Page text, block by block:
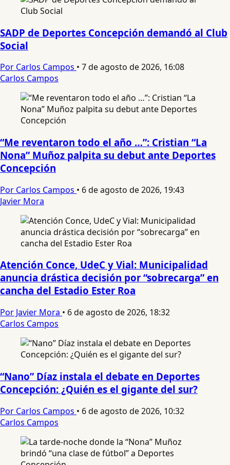
SADP de Deportes Concepción demandó al Club
Social
Por Carlos Campos • 7 de agosto de 2026, 16:08
Carlos Campos
“Me reventaron todo el año …”: Cristian “La
Nona” Muñoz palpita su debut ante Deportes
Concepción
Por Carlos Campos • 6 de agosto de 2026, 19:43
Javier Mora
Atención Conce, UdeC y Vial: Municipalidad
anuncia drástica decisión por “sobrecarga” en
cancha del Estadio Ester Roa
Por Javier Mora • 6 de agosto de 2026, 18:32
Carlos Campos
“Nano” Díaz instala el debate en Deportes
Concepción: ¿Quién es el gigante del sur?
Por Carlos Campos • 6 de agosto de 2026, 10:32
Carlos Campos